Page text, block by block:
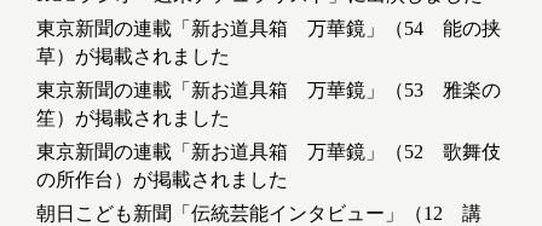
東京新聞の連載「新お道具箱 万華鏡」（54 能の挟
草）が掲載されました
東京新聞の連載「新お道具箱 万華鏡」（53 雅楽の
笙）が掲載されました
東京新聞の連載「新お道具箱 万華鏡」（52 歌舞伎
の所作台）が掲載されました
朝日こども新聞「伝統芸能インタビュー」（12 講